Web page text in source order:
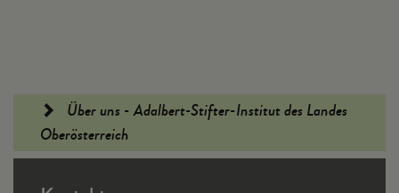
Fußleiste
Über uns - Adalbert-Stifter-Institut des Landes
Oberösterreich